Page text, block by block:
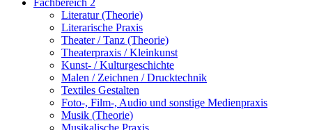
Fachbereich 2
Literatur (Theorie)
Literarische Praxis
Theater / Tanz (Theorie)
Theaterpraxis / Kleinkunst
Kunst- / Kulturgeschichte
Malen / Zeichnen / Drucktechnik
Textiles Gestalten
Foto-, Film-, Audio und sonstige Medienpraxis
Musik (Theorie)
Musikalische Praxis